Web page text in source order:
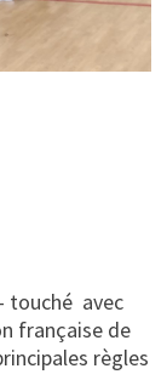
touché avec
française de
règles